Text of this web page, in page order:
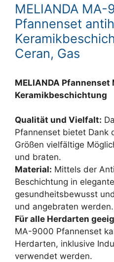
MELIANDA
Pfannenset
Ceran, Gas
MELIANDA
Keramikbeschichtung
Qualität und Vielfalt:
Pfannenset bietet Dank
Größen vielfältige
und braten.
Material: Mittels der
Beschichtung in
gesundheitsbewusst
und angebraten werden.
Für alle Herdarten
MA-9000 Pfannenset
Herdarten, inklusive
verwendet werden.